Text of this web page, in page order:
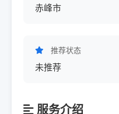
赤峰市
推荐状态
未推荐
服务介绍